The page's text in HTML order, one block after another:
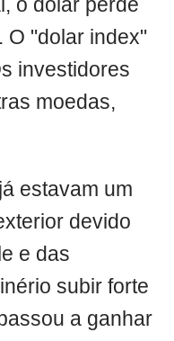
o dólar perde
O "dolar index"
investidores
moedas,
estavam um
devido
e das
subir forte
a ganhar